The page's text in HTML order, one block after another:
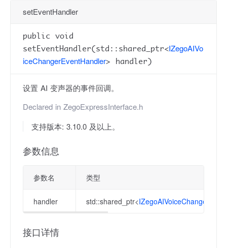
setEventHandler
public void
setEventHandler(std::shared_ptr<IZegoAIVo
iceChangerEventHandler> handler)
设置 AI 变声器的事件回调。
Declared in ZegoExpressInterface.h
支持版本: 3.10.0 及以上。
参数信息
参数名 类型
handler std::shared_ptr<
接口详情